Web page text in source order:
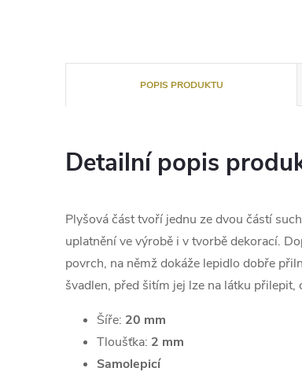
POPIS PRODUKTU
Detailní popis
Plyšová část tvoří jednu ze dvou částí
uplatnění ve výrobě i v tvorbě dekorací.
povrch, na němž dokáže lepidlo dobře
švadlen, před šitím jej lze na látku
Šíře: 20 mm
Tloušťka: 2 mm
Samolepicí